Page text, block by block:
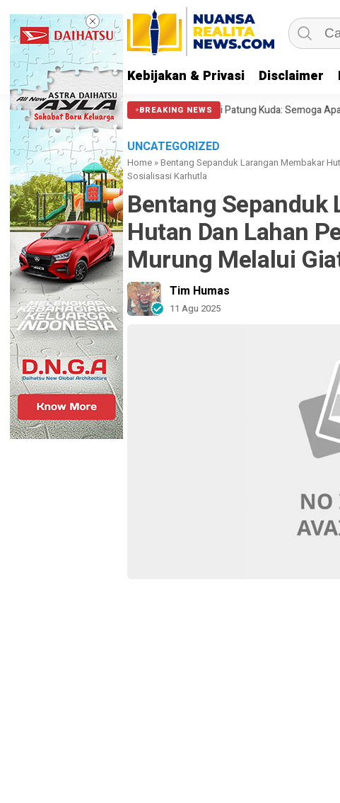
Kebijakan & Privasi Disclaimer
BREAKING NEWS
soal Polisi Halangi Massa di Patung Kuda: Semoga Aparat Punya Hati
UNCATEGORIZED
Home »Bentang Sepanduk Larangan Membakar
Sosialisasi Karhutla
Bentang Sepanduk
Hutan Dan Lahan
Murung Melalui
Tim Humas
11 Agu 2025